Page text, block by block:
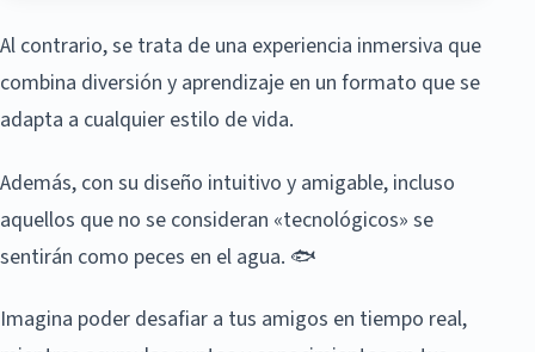
Al contrario, se trata de una experiencia inmersiva que
combina diversión y aprendizaje en un formato que se
adapta a cualquier estilo de vida.
Además, con su diseño intuitivo y amigable, incluso
aquellos que no se consideran «tecnológicos» se
sentirán como peces en el agua. 🐟
Imagina poder desafiar a tus amigos en tiempo real,